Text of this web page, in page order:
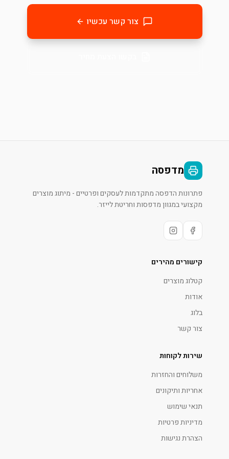
צור קשר עכשיו
מדפסה
פתרונות הדפסה מתקדמות לעסקים ופרטיים - מיתוג מוצרים
מקצועי במגוון מדפסות וחריטת לייזר.
קישורים מהירים
קטלוג מוצרים
אודות
בלוג
צור קשר
שירות לקוחות
משלוחים והחזרות
אחריות ותיקונים
תנאי שימוש
מדיניות פרטיות
הצהרת נגישות